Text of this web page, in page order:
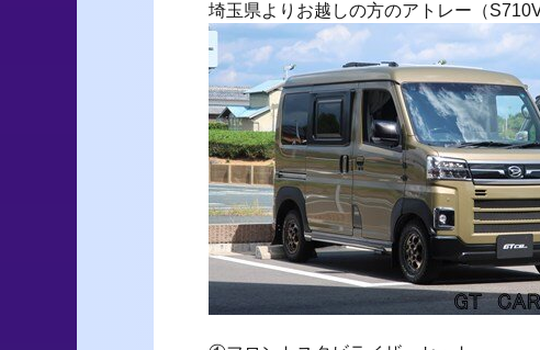
埼玉県よりお越しの方のアトレー（